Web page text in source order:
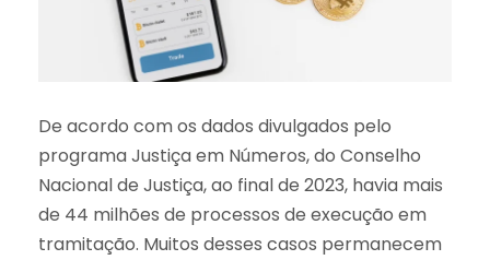
De acordo com os dados divulgados pelo
programa Justiça em Números, do Conselho
Nacional de Justiça, ao final de 2023, havia mais
de 44 milhões de processos de execução em
tramitação. Muitos desses casos permanecem